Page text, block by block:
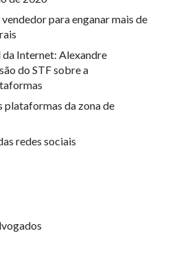
para enganar mais de
Internet: Alexandre
do STF sobre a
plataformas da zona de
redes sociais